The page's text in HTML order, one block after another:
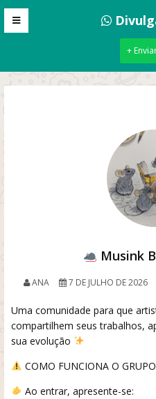
+
Musink
ANA 7 DE JULHO DE 2026
Uma comunidade para que
compartilhem seus trabalhos,
sua evolução
COMO FUNCIONA O GRUPO
Ao entrar, apresente-se: